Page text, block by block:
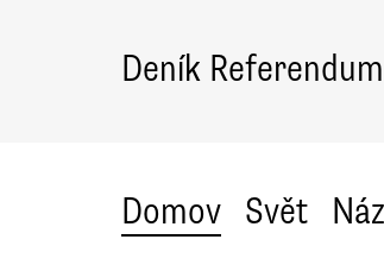
Deník Referendum
Domov Svět